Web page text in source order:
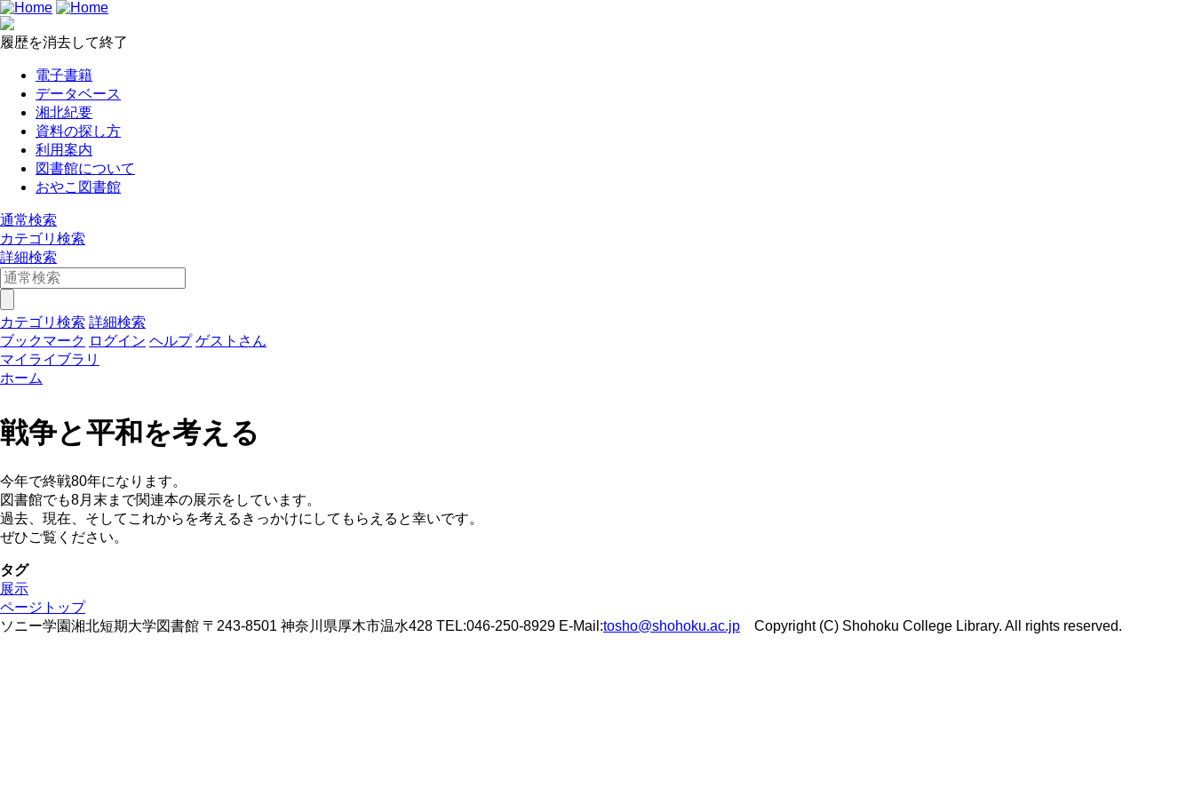
履歴を消去して終了
電子書籍
データベース
湘北紀要
資料の探し方
利用案内
図書館について
おやこ図書館
通常検索
カテゴリ検索
詳細検索
カテゴリ検索 詳細検索
ブックマーク ログイン ヘルプ ゲストさん
マイライブラリ
ホーム
戦争と平和を考える
今年で終戦80年になります。
図書館でも8月末まで関連本の展示をしています。
過去、現在、そしてこれからを考えるきっかけにしてもらえると幸いです。
ぜひご覧ください。
タグ
展示
ページトップ
ソニー学園湘北短期大学図書館 〒243-8501 神奈川県厚木市温水428 TEL:046-250-8929 E-Mail:tosho@shohoku.ac.jp Copyright (C) Shohoku College Library. All rights reserved.